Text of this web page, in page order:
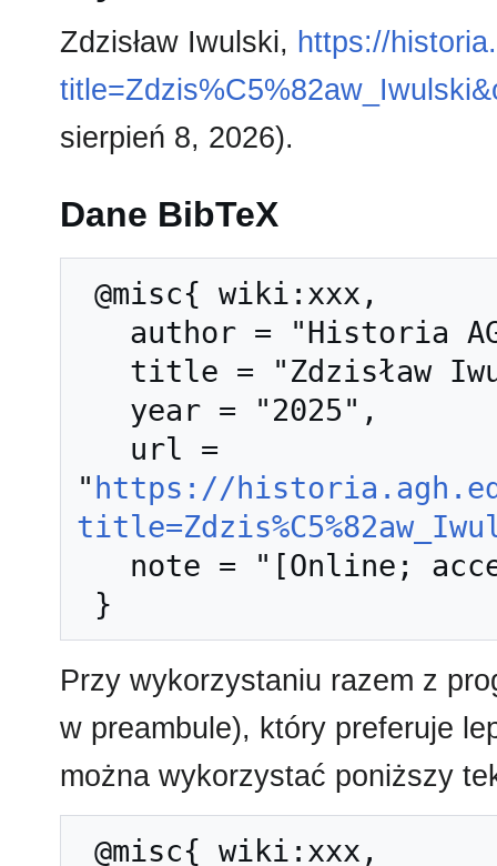
Zdzisław Iwulski, https://
sierpień 8, 2026).
Dane BibTeX
" https://
Przy wykorzystaniu razem z
w preambule), który preferuje
można wykorzystać poniższy